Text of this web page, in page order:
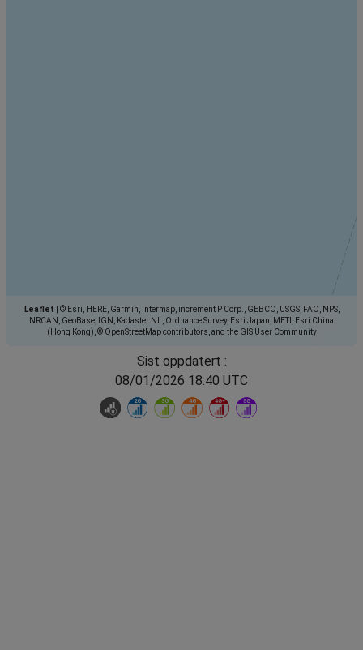
Leaflet
© Esri, HERE, Garmin, Intermap, increment P Corp., GEBCO, USGS, FAO, NPS,
NRCAN, GeoBase, IGN, Kadaster NL, Ordnance Survey, Esri Japan, METI, Esri China
(Hong Kong), © OpenStreetMap contributors, and the GIS User Community
Sist oppdatert :
08/01/2026 18:40 UTC